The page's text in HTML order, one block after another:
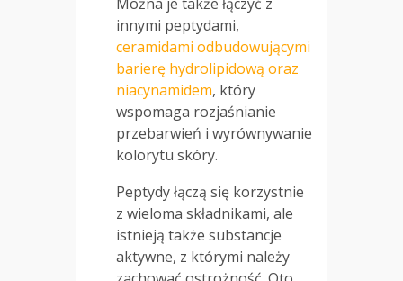
innymi peptydami,
ceramidami odbudowującymi
barierę hydrolipidową oraz
niacynamidem, który
wspomaga rozjaśnianie
przebarwień i wyrównywanie
kolorytu skóry.
Peptydy łączą się korzystnie
z wieloma składnikami, ale
istnieją także substancje
aktywne, z którymi należy